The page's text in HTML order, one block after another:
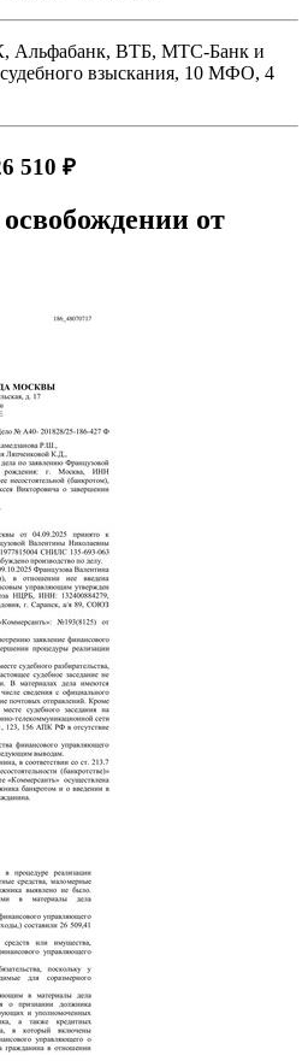
Альфабанк, ВТБ, МТС-Банк и
взыскания, 10 МФО, 4
510 ₽
от